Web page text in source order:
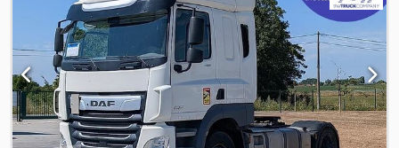
verstellbarer Spiegel, elektrische Fensterheberregelung, =
Weitere Optionen und Zubehör = - Dachspoiler - Hydraulischer
Kippersatz - Kraftstofftank aus Aluminium - Leichtmetallräder -
Partikelfilter - Scheinwerfer - Seitenschweller - Visier -
Wechselstrom - Werkzeugkasten = Weitere Informationen =
Bremsen: Scheibenbremsen Vorderachse: Reifenmaß: 385/55
R22.5; LM Felgen; Gelenkt; Reifen Profil links: 6 mm; Reifen Profil
rechts: 6 mm; Federung: Blattfederung Hinterachse: Reifenmaß: